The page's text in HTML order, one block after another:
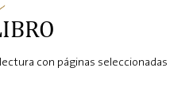
con páginas seleccionadas